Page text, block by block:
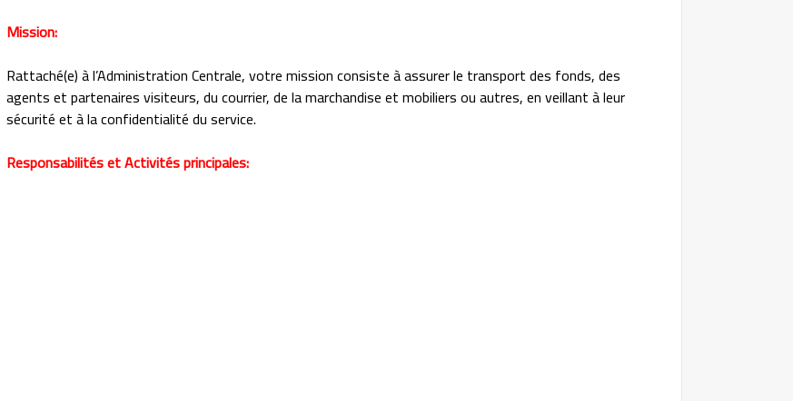
Mission:
Rattaché(e) à l’Administration Centrale, votre mission consiste à assurer le transport des fonds, des
agents et partenaires visiteurs, du courrier, de la marchandise et mobiliers ou autres, en veillant à leur
sécurité et à la confidentialité du service.
Responsabilités et Activités principales: